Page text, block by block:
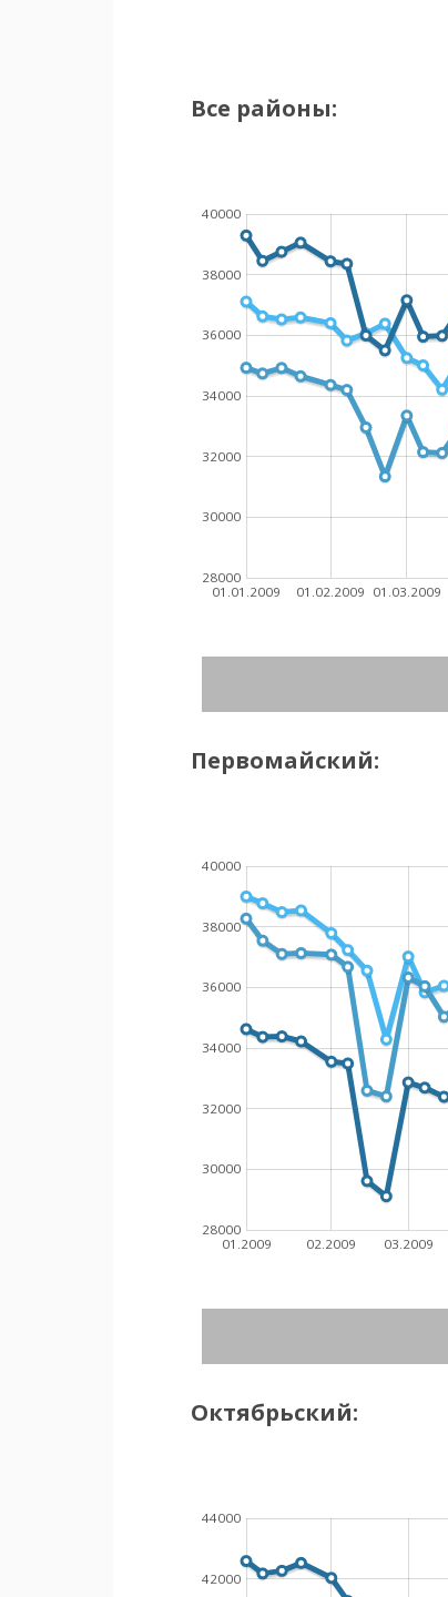
Все районы:
01.01.2009 01.02.2009 01.03.2009
28000
30000
32000
34000
36000
38000
40000
Первомайский:
01.2009 02.2009 03.2009
28000
30000
32000
34000
36000
38000
40000
Октябрьский:
42000
44000